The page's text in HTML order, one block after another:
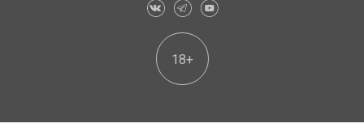
18+